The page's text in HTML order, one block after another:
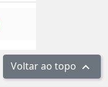
Voltar ao topo 